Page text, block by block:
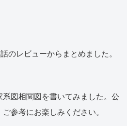
のレビューからまとめました。
図相関図を書いてみました。公
参考にお楽しみください。